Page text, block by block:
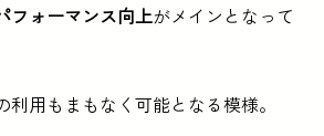
フォーマンス向上がメインとなって
用もまもなく可能となる模様。